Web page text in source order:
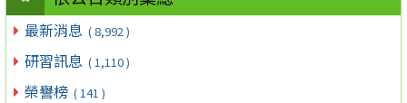
最新消息 ( 8,992 )
研習訊息 ( 1,110 )
榮譽榜 ( 141 )